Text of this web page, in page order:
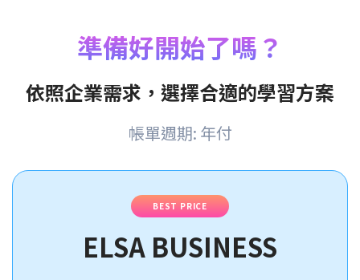
準備好開始了嗎？
依照企業需求，選擇合適的學習方案
帳單週期: 年付
BEST PRICE
ELSA BUSINESS